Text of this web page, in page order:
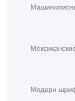
Модерн